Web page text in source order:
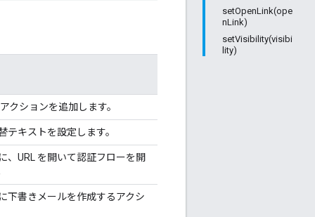
setOpenLink(ope
nLink)
setVisibility(visibi
lity)
クションを追加します。
キストを設定します。
、URL を開いて認証フローを開
下書きメールを作成するアクシ